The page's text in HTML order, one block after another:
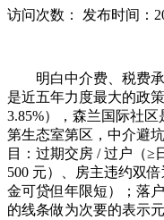
访问次数： 发布时间：
明白中介费、税费承
是近五年力度最大的政
3.85%），森兰国际社
第生态室第区，中介避
目：过期交房 / 过户（≥
500 元）、房主违约双
金可贷但年限短）；落
的线条做为次要的表示